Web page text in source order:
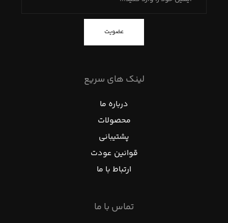
عضویت
لینک های سریع
درباره ما
محصولات
پشتیبانی
قوانین عودت
ارتباط با ما
تماس با ما